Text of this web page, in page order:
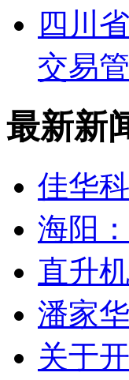
四川
交易
最新新
佳华
海阳
直升
潘家
关于